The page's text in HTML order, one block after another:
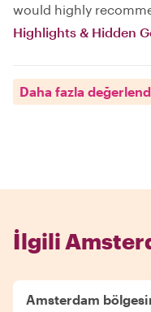
would highly
Highlights & Hidden
Daha fazla
İlgili
Amsterdam